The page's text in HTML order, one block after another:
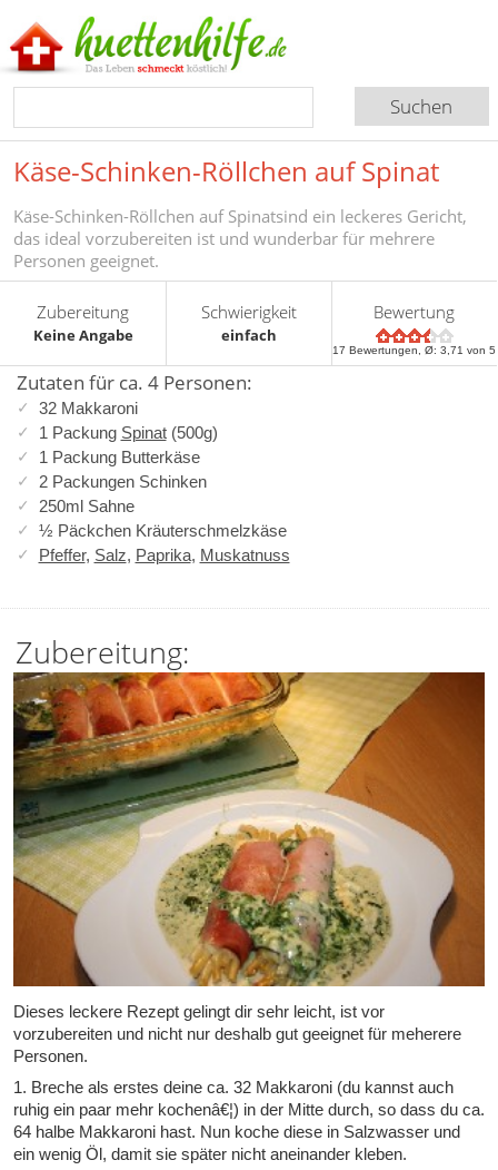
Käse-Schinken-Röllchen auf Spinat
Käse-Schinken-Röllchen auf Spinatsind ein leckeres Gericht,
das ideal vorzubereiten ist und wunderbar für mehrere
Personen geeignet.
Zubereitung
Keine Angabe
Schwierigkeit
einfach
Bewertung
17 Bewertungen, Ø:3,71 von 5
Zutaten für ca. 4 Personen:
32 Makkaroni
1 Packung Spinat(500g)
1 Packung Butterkäse
2 Packungen Schinken
250ml Sahne
½ Päckchen Kräuterschmelzkäse
Pfeffer, Salz, Paprika, Muskatnuss
Zubereitung:
Dieses leckere Rezept gelingt dir sehr leicht, ist vor
vorzubereiten und nicht nur deshalb gut geeignet für meherere
Personen.
1. Breche als erstes deine ca. 32 Makkaroni (du kannst auch
ruhig ein paar mehr kochenâ€¦) in der Mitte durch, so dass du ca.
64 halbe Makkaroni hast. Nun koche diese in Salzwasser und
ein wenig Öl, damit sie später nicht aneinander kleben.